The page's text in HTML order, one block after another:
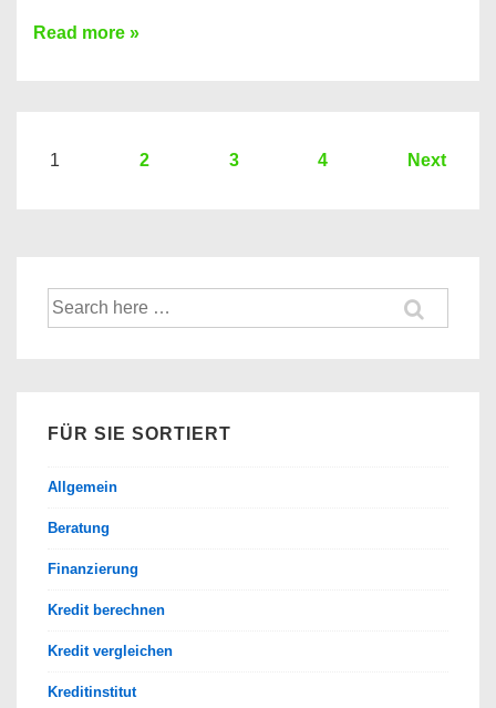
Sie
Hier
Banken
Read more »
Seitennummerierung
1 2 3 4 Next
Suche
nach:
FÜR SIE SORTIERT
Allgemein
Beratung
Finanzierung
Kredit berechnen
Kredit vergleichen
Kreditinstitut